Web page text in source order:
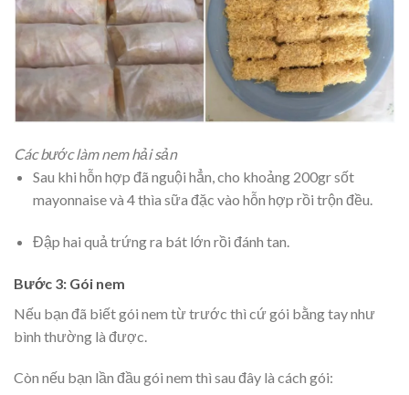
Các bước làm nem hải sản
Sau khi hỗn hợp đã nguội hẳn, cho khoảng 200gr sốt
mayonnaise và 4 thìa sữa đặc vào hỗn hợp rồi trộn đều.
Đập hai quả trứng ra bát lớn rồi đánh tan.
Bước 3: Gói nem
Nếu bạn đã biết gói nem từ trước thì cứ gói bằng tay như
bình thường là được.
Còn nếu bạn lần đầu gói nem thì sau đây là cách gói: